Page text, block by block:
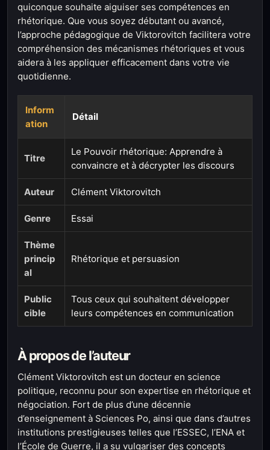
quiconque souhaite aiguiser ses compétences en
rhétorique. Que vous soyez débutant ou avancé,
l’approche pédagogique de Viktorovitch facilitera votre
compréhension des mécanismes rhétoriques et vous
aidera à les appliquer efficacement dans votre vie
quotidienne.
Inform
ation
Détail
Titre
Le Pouvoir rhétorique: Apprendre à
convaincre et à décrypter les discours
Auteur Clément Viktorovitch
Genre Essai
Thème
princip
al
Rhétorique et persuasion
Public
cible
Tous ceux qui souhaitent développer
leurs compétences en communication
À propos de l’auteur
Clément Viktorovitch est un docteur en science
politique, reconnu pour son expertise en rhétorique et
négociation. Fort de plus d’une décennie
d’enseignement à Sciences Po, ainsi que dans d’autres
institutions prestigieuses telles que l’ESSEC, l’ENA et
l’École de Guerre, il a su vulgariser des concepts